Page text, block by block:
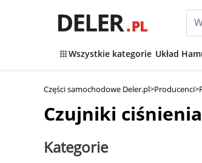
Wszystkie kategorie Układ
Części samochodowe Deler.pl>Producenci>
Czujniki
Kategorie